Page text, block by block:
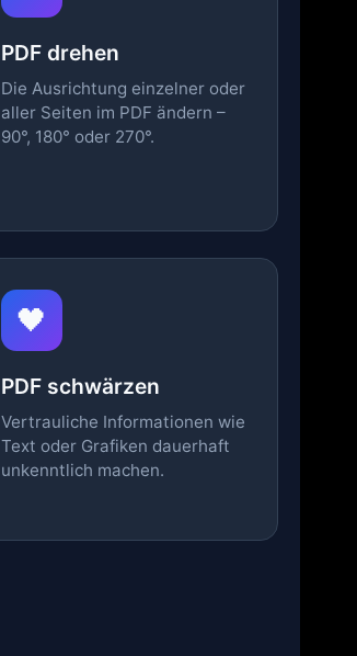
PDF drehen
Die Ausrichtung einzelner oder
aller Seiten im PDF ändern –
90°, 180° oder 270°.
🖤
PDF schwärzen
Vertrauliche Informationen wie
Text oder Grafiken dauerhaft
unkenntlich machen.